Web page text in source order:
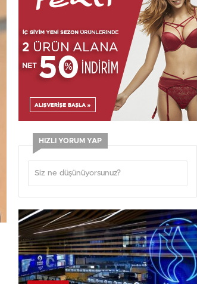
HIZLI YORUM YAP